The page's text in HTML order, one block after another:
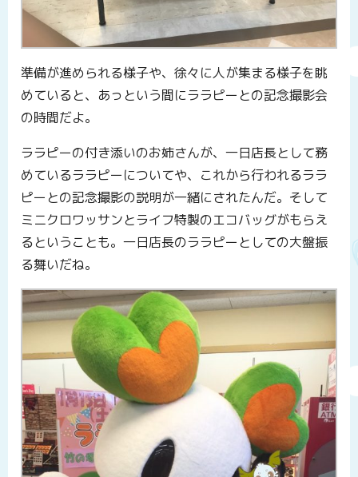
準備が進められる様子や、徐々に人が集まる様子を眺
めていると、あっという間にララピーとの記念撮影会
の時間だよ。
ララピーの付き添いのお姉さんが、一日店長として務
めているララピーについてや、これから行われるララ
ピーとの記念撮影の説明が一緒にされたんだ。そして
ミニクロワッサンとライフ特製のエコバッグがもらえ
るということも。一日店長のララピーとしての大盤振
る舞いだね。